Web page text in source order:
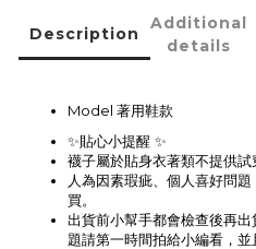
Description
Additional
details
Model 著用鞋款
✨貼心小提醒 ✨
襪子屬於貼身衣著類不提供試
人為因素瑕疵、個人喜好問
買。
出貨前小幫手都會檢查後再
題請第一時間拍給小編看，